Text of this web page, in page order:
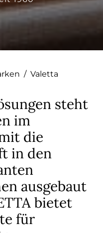
/ Valetta
steht
im
die
in den
ausgebaut
bietet
für